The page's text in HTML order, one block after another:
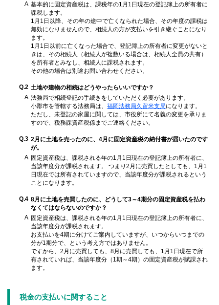
A 基本的に固定資産税は、課税年の1月1日現在の登記簿上の所有者に
課税します。
1月1日以降、その年の途中で亡くなられた場合、その年度の課税は
無効になりませんので、相続人の方が支払いを引き継ぐことになり
ます。
1月1日以前に亡くなった場合で、登記簿上の所有者に変更がないと
きは、その相続人（相続人が複数いる場合は、相続人全員の共有）
を所有者とみなし、相続人に課税されます。
その他の場合は別途お問い合わせください。
Q.2 土地や建物の相続はどうやったらいいですか？
A 法務局で相続登記の手続きをしていただく必要があります。
小郡市を管轄する法務局は、 福岡法務局久留米支局になります。
ただし、未登記の家屋に関しては、市役所にて名義の変更を承りま
すので、税務課資産税係までご連絡ください。
Q.3 2月に土地を売ったのに、4月に固定資産税の納付書が届いたのです
が。
A 固定資産税は、課税される年の1月1日現在の登記簿上の所有者に、
当該年度分が課税されます。 つまり2月に売買したとしても、1月1
日現在では所有されていますので、当該年度分が課税されるという
ことになります。
Q.4 8月に土地を売買したのに、どうして3～4期分の固定資産税を払わ
なくてはならないのですか？
A 固定資産税は、課税される年の1月1日現在の登記簿上の所有者に、
当該年度分が課税されます。
お支払いを4期に分けてご案内していますが、いつからいつまでの
分が1期分で、という考え方ではありません。
ですから、2月に売買しても、8月に売買しても、1月1日現在で所
有されていれば、当該年度分（1期～4期）の固定資産税が賦課され
ます。
税金の支払いに関すること